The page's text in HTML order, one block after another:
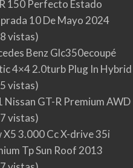
150 Perfecto Estado
10 De Mayo 2024
vistas)
Benz Glc350ecoupé
4×4 2.0turb Plug In Hybrid
vistas)
Nissan GT-R Premium AWD
vistas)
X5 3.000 Cc X-drive 35i
Tp Sun Roof 2013